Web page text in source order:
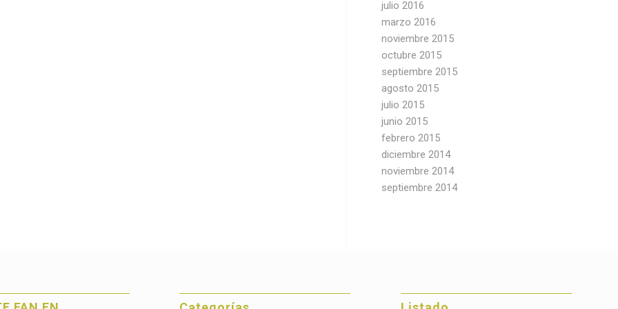
julio 2016
marzo 2016
noviembre 2015
octubre 2015
septiembre 2015
agosto 2015
julio 2015
junio 2015
febrero 2015
diciembre 2014
noviembre 2014
septiembre 2014